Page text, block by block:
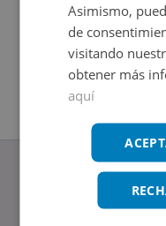
Nave Industrial en venta
MIRANDA -
Impuestos no incluidos
Asimismo,
de
visitando
obtener más
aquí